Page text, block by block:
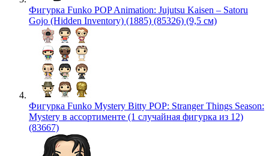
Фигурка Funko POP Animation: Jujutsu Kaisen – Satoru
Gojo (Hidden Inventory) (1885) (85326) (9,5 см)
Фигурка Funko Mystery Bitty POP: Stranger Things Season:
Mystery в ассортименте (1 случайная фигурка из 12)
(83667)